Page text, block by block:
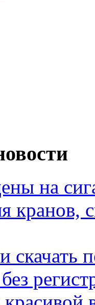
на
кранов,